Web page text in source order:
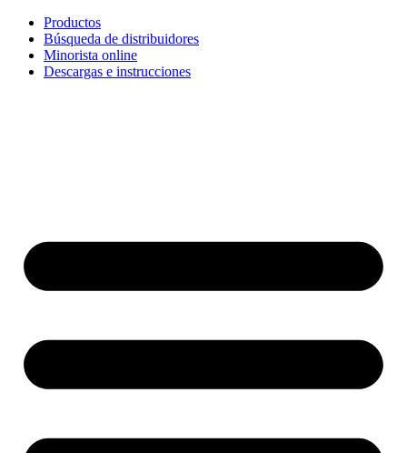
contenido
Productos
Búsqueda de distribuidores
Minorista online
Descargas e instrucciones